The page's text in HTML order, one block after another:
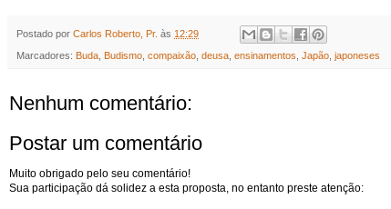
Postado por Carlos Roberto, Pr. às 12:29
Marcadores: Buda Budismo compaixão deusa ensinamentos Japão japoneses
Nenhum comentário:
Postar um comentário
Muito obrigado pelo seu comentário!
Sua participação dá solidez a esta proposta, no entanto preste atenção: